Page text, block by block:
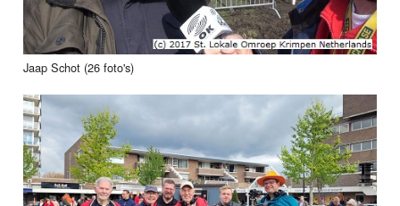
Jaap Schot (26 foto's)